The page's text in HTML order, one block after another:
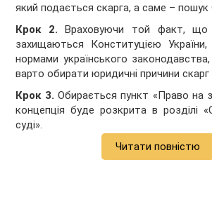
який подається скарга, а саме – пошук
Крок 2.Враховуючи той факт, що
захищаються Конституцією
нормами українського
варто обирати юридичні причини
Крок 3. Обирається пункт «Право на
концепція буде розкрита в розділі
суді».
Читати повністю